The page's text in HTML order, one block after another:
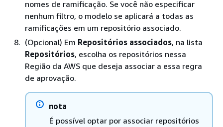
nomes de ramificação. Se você não especificar
nenhum filtro, o modelo se aplicará a todas as
ramificações em um repositório associado.
(Opcional) Em Repositórios associados, na lista
Repositórios, escolha os repositórios nessa
Região da AWS que deseja associar a essa regra
de aprovação.
nota
É possível optar por associar repositórios